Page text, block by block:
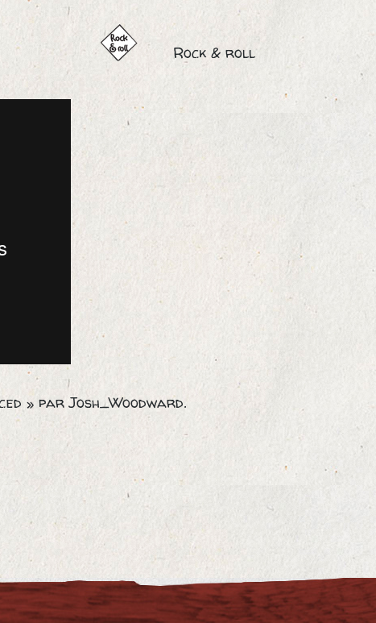
Rock & roll
» par Josh_Woodward.